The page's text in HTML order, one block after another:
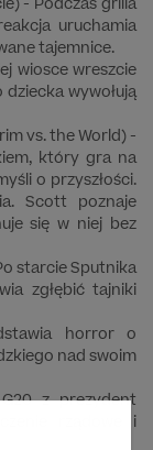
- Podczas grilla
uruchamia
tajemnice.
wiosce wreszcie
wywołują
vs. the World) -
który gra na
o przyszłości.
Scott poznaje
się w niej bez
starcie Sputnika
zgłębić tajniki
horror o
nad swoim
z prezydent
rządowe i